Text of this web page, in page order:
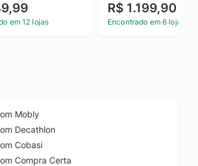
em 12 lojas
R$ 1.199,90
Encontrado em 6 lojas
Mobly
Decathlon
Cobasi
Compra Certa